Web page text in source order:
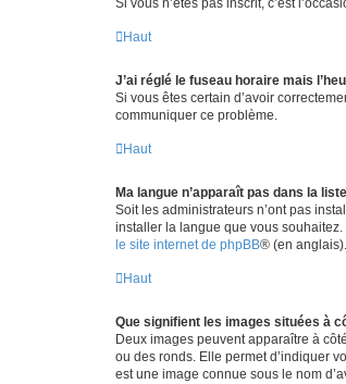
Haut
J’ai réglé le fuseau horaire mais
Si vous êtes certain d’avoir
communiquer ce problème.
Haut
Ma langue n’apparaît pas dans la
Soit les administrateurs n’ont pas
installer la langue que vous
le site internet de phpBB® (en anglais).
Haut
Que signifient les images situées à
Deux images peuvent apparaître à
ou des ronds. Elle permet d’indiquer
est une image connue sous le nom